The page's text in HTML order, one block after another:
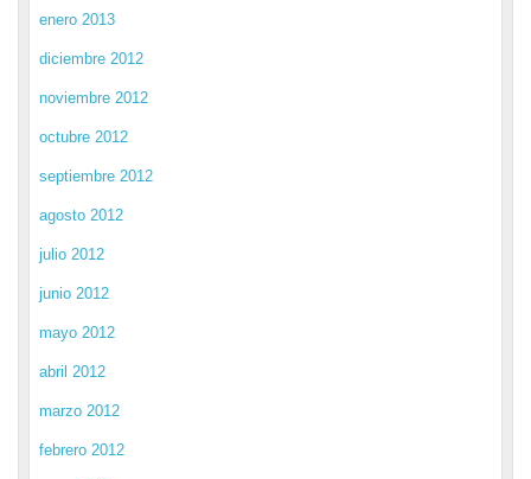
enero 2013
diciembre 2012
noviembre 2012
octubre 2012
septiembre 2012
agosto 2012
julio 2012
junio 2012
mayo 2012
abril 2012
marzo 2012
febrero 2012